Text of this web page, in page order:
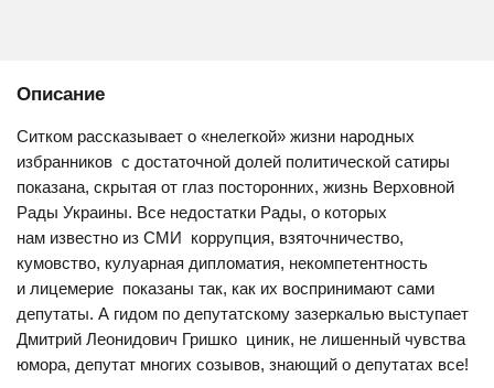
Описание
Ситком рассказывает о «нелегкой» жизни народных
избранников  с достаточной долей политической сатиры
показана, скрытая от глаз посторонних, жизнь Верховной
Рады Украины. Все недостатки Рады, о которых
нам известно из СМИ  коррупция, взяточничество,
кумовство, кулуарная дипломатия, некомпетентность
и лицемерие  показаны так, как их воспринимают сами
депутаты. А гидом по депутатскому зазеркалью выступает
Дмитрий Леонидович Гришко  циник, не лишенный чувства
юмора, депутат многих созывов, знающий о депутатах все!